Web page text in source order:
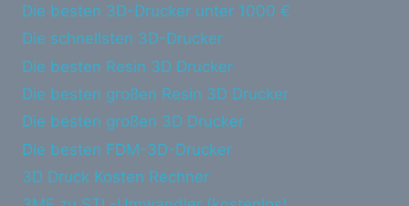
Die besten 3D-Drucker unter 1000 €
Die schnellsten 3D-Drucker
Die besten Resin 3D Drucker
Die besten großen Resin 3D Drucker
Die besten großen 3D Drucker
Die besten FDM-3D-Drucker
3D Druck Kosten Rechner